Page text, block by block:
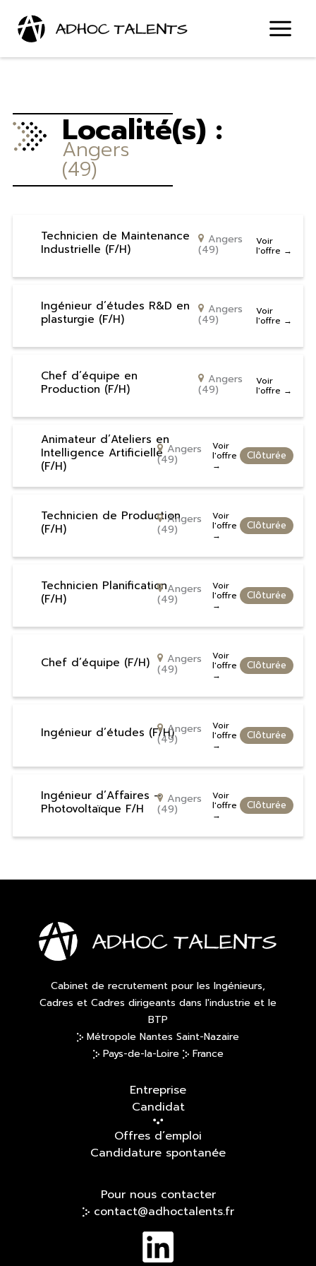
contenu
Localité(s) :
Angers
(49)
Technicien de Maintenance
Industrielle (F/H)
Angers
(49)
Voir
l'offre
Ingénieur d’études R&D en
plasturgie (F/H)
Angers
(49)
Voir
l'offre
Chef d’équipe en
Production (F/H)
Angers
(49)
Voir
l'offre
Animateur d’Ateliers en
Intelligence Artificielle
(F/H)
Angers
(49)
Voir
l'offre Clôturée
Technicien de Production
(F/H)
Angers
(49)
Voir
l'offre Clôturée
Technicien Planification
(F/H)
Angers
(49)
Voir
l'offre Clôturée
Chef d’équipe (F/H) Angers
(49)
Voir
l'offre Clôturée
Ingénieur d’études (F/H)Angers
(49)
Voir
l'offre Clôturée
Ingénieur d’Affaires –
Photovoltaïque F/H
Angers
(49)
Voir
l'offre Clôturée
Cabinet de recrutement pour les Ingénieurs,
Cadres et Cadres dirigeants dans l'industrie et le
BTP
Métropole Nantes Saint-Nazaire
Pays-de-la-Loire
France
Entreprise
Candidat
Offres d’emploi
Candidature spontanée
Pour nous contacter
contact@adhoctalents.fr